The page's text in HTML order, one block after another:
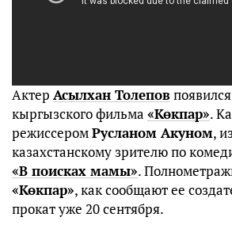
Актер Асылхан Толепов
кыргызского фильма «Көкпар».
режиссеромРусланом Акуном,
казахстанскому зрителю по
«В поисках мамы».
«Көкпар», как сообщают ее
прокат уже 20 сентября.